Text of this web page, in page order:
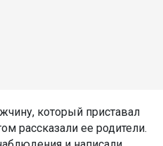
который приставал
рассказали ее родители.